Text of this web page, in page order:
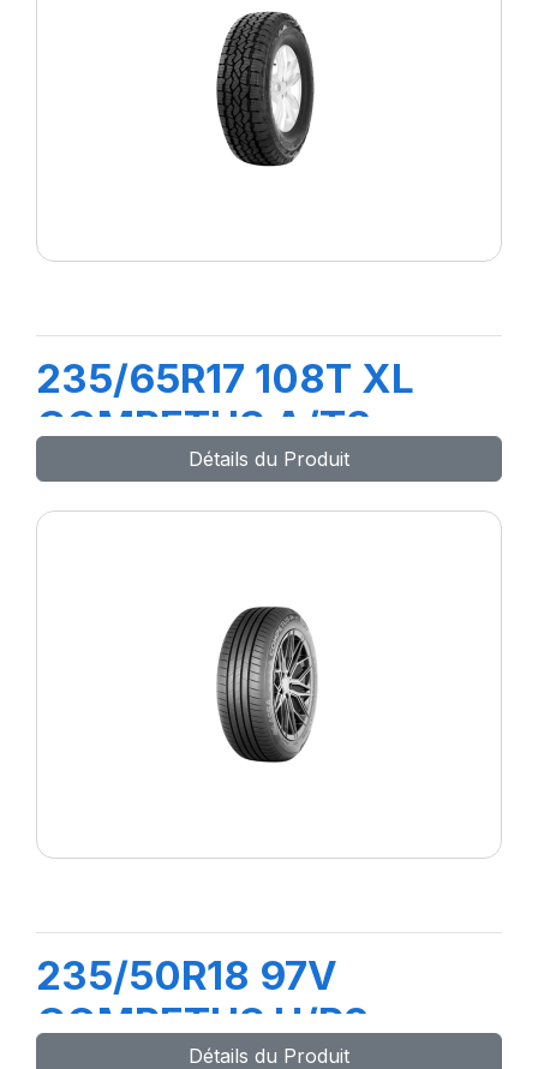
235/65R17 108T XL
COMPETUS A/T3
Détails du Produit
235/50R18 97V
COMPETUS H/P3
Détails du Produit